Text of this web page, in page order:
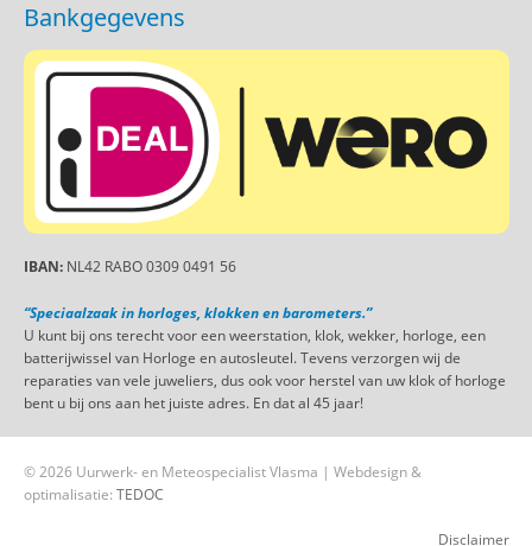
Bankgegevens
IBAN: NL42 RABO 0309 0491 56
“Speciaalzaak in horloges, klokken en barometers.”
U kunt bij ons terecht voor een weerstation, klok, wekker, horloge, een
batterijwissel van Horloge en autosleutel. Tevens verzorgen wij de
reparaties van vele juweliers, dus ook voor herstel van uw klok of horloge
bent u bij ons aan het juiste adres. En dat al 45 jaar!
© 2026 Uurwerk- en Meteospecialist Vlasma | Webdesign &
optimalisatie: TEDOC
Disclaimer